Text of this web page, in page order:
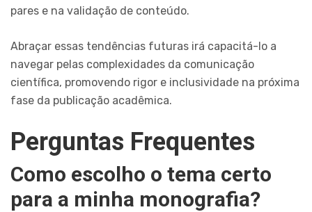
pares e na validação de conteúdo.
Abraçar essas tendências futuras irá capacitá-lo a
navegar pelas complexidades da comunicação
científica, promovendo rigor e inclusividade na próxima
fase da publicação acadêmica.
Perguntas Frequentes
Como escolho o tema certo
para a minha monografia?